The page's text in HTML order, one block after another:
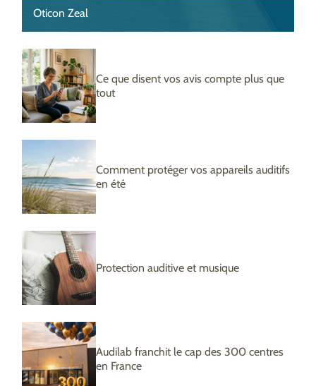
Oticon Zeal
Ce que disent vos avis compte plus que
tout
Comment protéger vos appareils auditifs
en été
Protection auditive et musique
Audilab franchit le cap des 300 centres
en France